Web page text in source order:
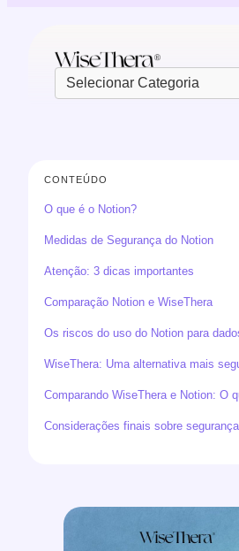
Categorias
CONTEÚDO
O que é o Notion?
Medidas de Segurança do Notion
Atenção: 3 dicas importantes
Comparação Notion e WiseThera
Os riscos do uso do Notion para
WiseThera: Uma alternativa mais
Comparando WiseThera e Notion: O
Considerações finais sobre segurança